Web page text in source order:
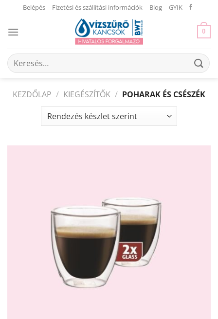
content
Belépés Fizetési és szállítási információk Blog GYIK
0
Keresés
a
KEZDŐLAP / KIEGÉSZÍTŐK / POHARAK ÉS CSÉSZÉK